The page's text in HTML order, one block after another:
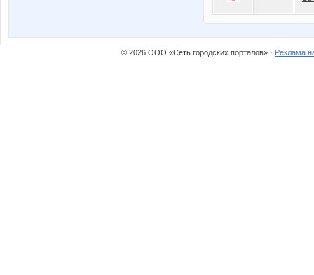
© 2026 ООО «Сеть городских порталов» · Реклама